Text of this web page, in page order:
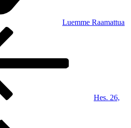
Luemme Raamattua
Hes. 26,